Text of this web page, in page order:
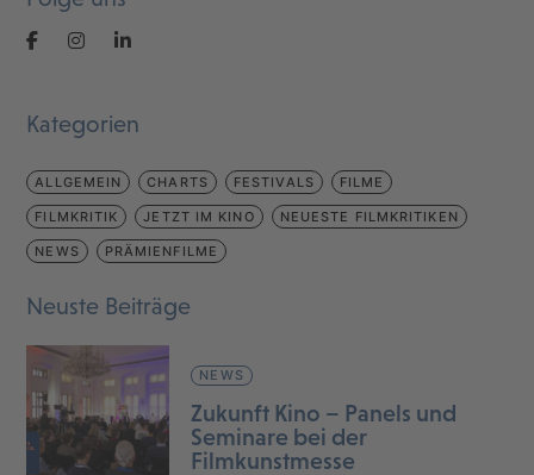
Kategorien
ALLGEMEIN CHARTS FESTIVALS FILME
FILMKRITIK JETZT IM KINO NEUESTE FILMKRITIKEN
NEWS PRÄMIENFILME
Neuste Beiträge
NEWS
Zukunft Kino – Panels und
Seminare bei der
Filmkunstmesse